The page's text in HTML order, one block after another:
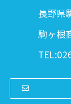
長野県
駒ヶ根